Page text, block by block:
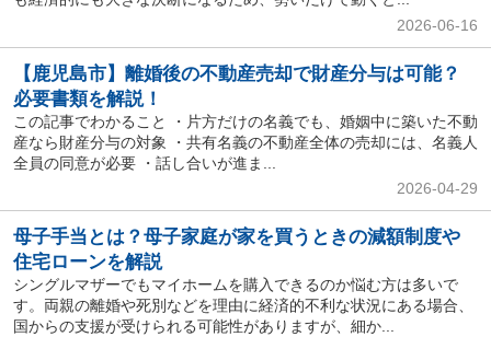
2026-06-16
【鹿児島市】離婚後の不動産売却で財産分与は可能？
必要書類を解説！
この記事でわかること ・片方だけの名義でも、婚姻中に築いた不動
産なら財産分与の対象 ・共有名義の不動産全体の売却には、名義人
全員の同意が必要 ・話し合いが進ま...
2026-04-29
母子手当とは？母子家庭が家を買うときの減額制度や
住宅ローンを解説
シングルマザーでもマイホームを購入できるのか悩む方は多いで
す。両親の離婚や死別などを理由に経済的不利な状況にある場合、
国からの支援が受けられる可能性がありますが、細か...